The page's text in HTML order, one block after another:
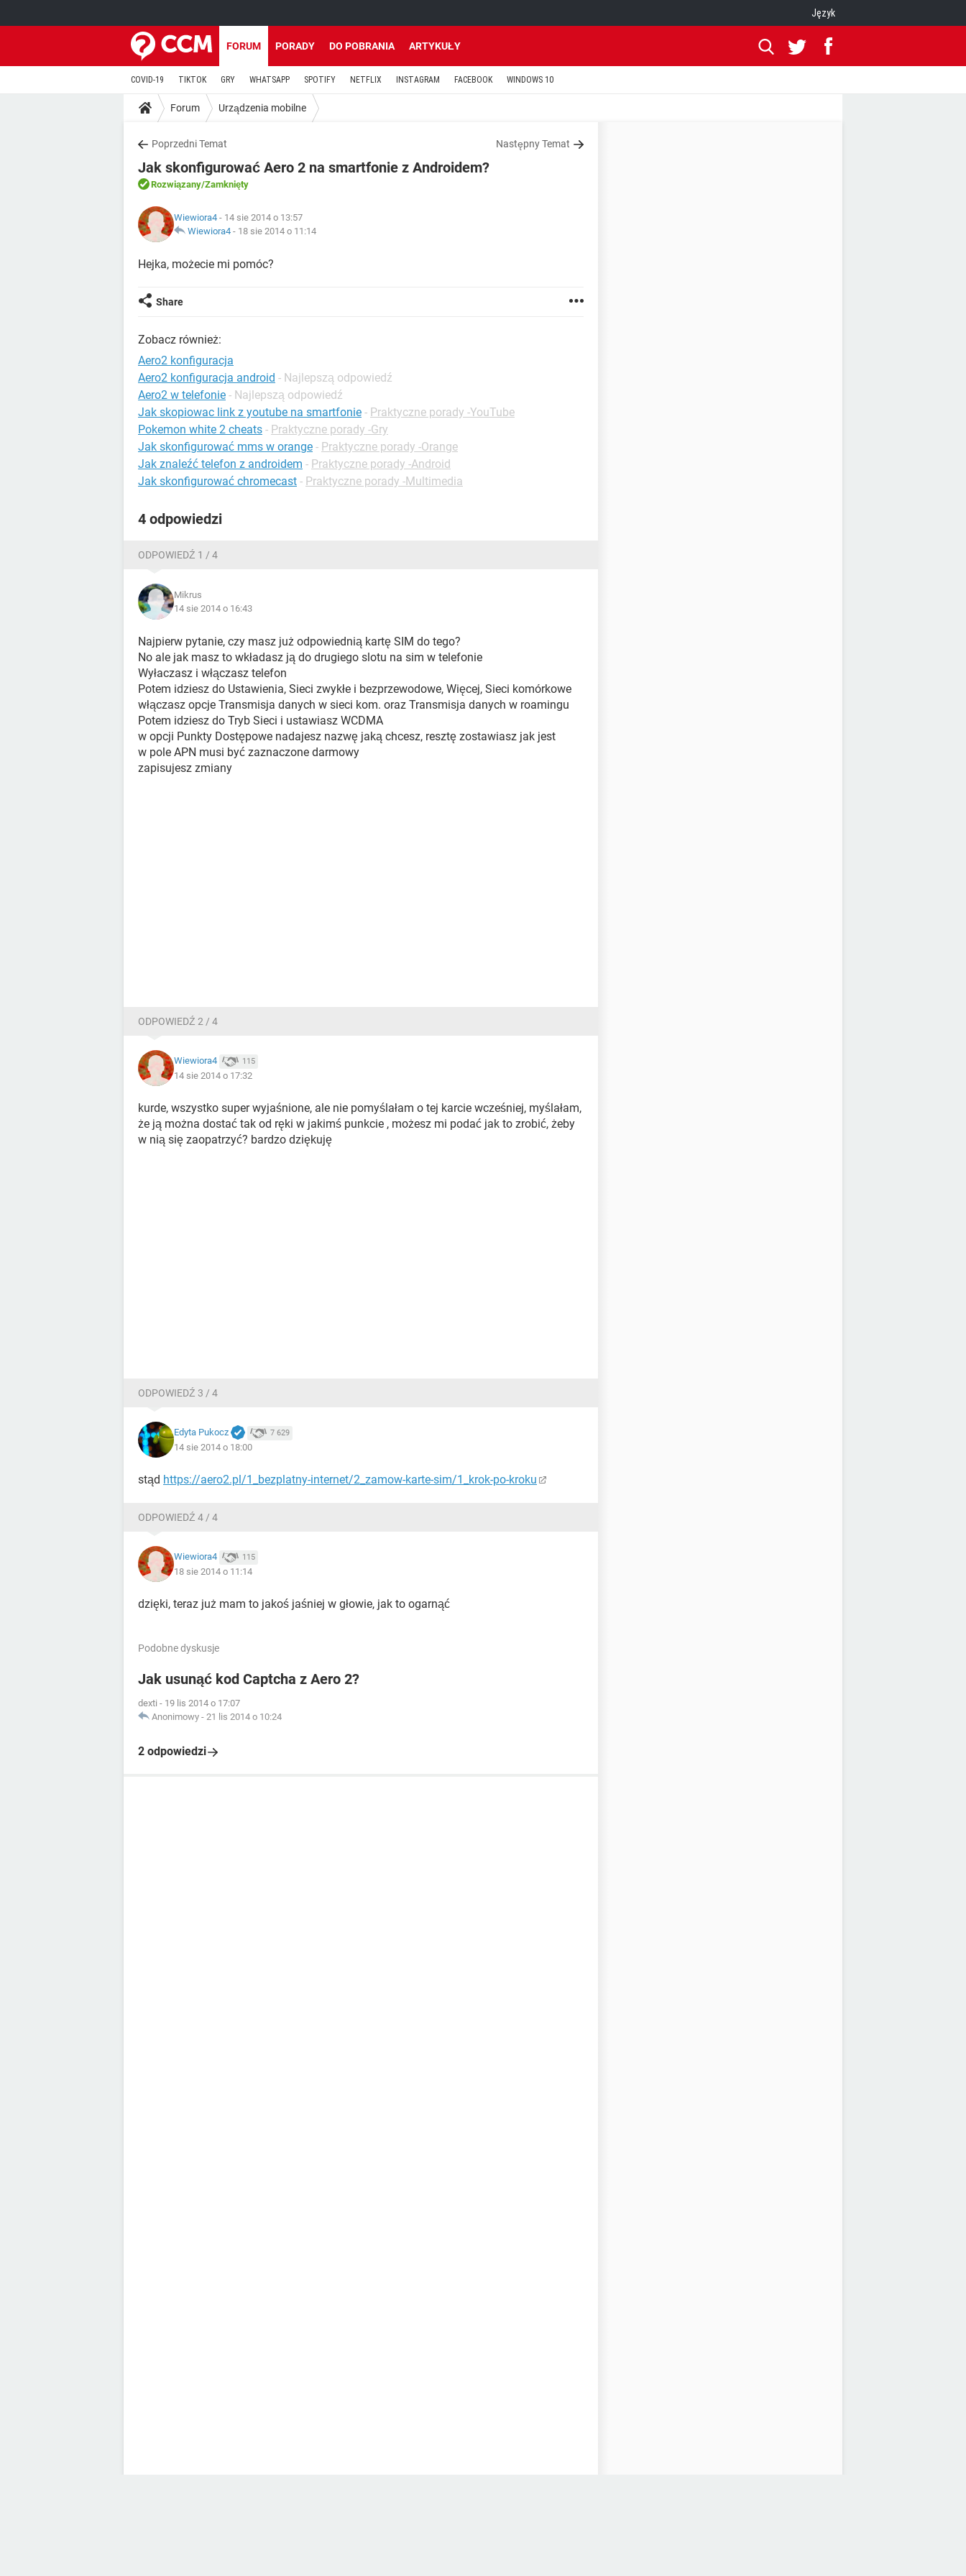
Język
FORUM PORADY DO POBRANIA ARTYKUŁY
COVID-19 TIKTOK GRY WHATSAPP SPOTIFY NETFLIX INSTAGRAM FACEBOOK WINDOWS 10
Forum Urządzenia mobilne
Poprzedni Temat Następny Temat
Jak skonfigurować Aero 2 na smartfonie z Androidem?
Rozwiązany/Zamknięty
Wiewiora4 - 14 sie 2014 o 13:57
Wiewiora4 - 18 sie 2014 o 11:14
Hejka, możecie mi pomóc?
Share
Zobacz również:
Aero2 konfiguracja
Aero2 konfiguracja android - Najlepszą odpowiedź
Aero2 w telefonie - Najlepszą odpowiedź
Jak skopiowac link z youtube na smartfonie - Praktyczne porady -YouTube
Pokemon white 2 cheats - Praktyczne porady -Gry
Jak skonfigurować mms w orange - Praktyczne porady -Orange
Jak znaleźć telefon z androidem - Praktyczne porady -Android
Jak skonfigurować chromecast - Praktyczne porady -Multimedia
4 odpowiedzi
ODPOWIEDŹ 1 / 4
Mikrus
14 sie 2014 o 16:43
Najpierw pytanie, czy masz już odpowiednią kartę SIM do tego?
No ale jak masz to wkładasz ją do drugiego slotu na sim w telefonie
Wyłaczasz i włączasz telefon
Potem idziesz do Ustawienia, Sieci zwykłe i bezprzewodowe, Więcej, Sieci komórkowe
włączasz opcje Transmisja danych w sieci kom. oraz Transmisja danych w roamingu
Potem idziesz do Tryb Sieci i ustawiasz WCDMA
w opcji Punkty Dostępowe nadajesz nazwę jaką chcesz, resztę zostawiasz jak jest
w pole APN musi być zaznaczone darmowy
zapisujesz zmiany
ODPOWIEDŹ 2 / 4
Wiewiora4 115
14 sie 2014 o 17:32
kurde, wszystko super wyjaśnione, ale nie pomyślałam o tej karcie wcześniej, myślałam,
że ją można dostać tak od ręki w jakimś punkcie , możesz mi podać jak to zrobić, żeby
w nią się zaopatrzyć? bardzo dziękuję
ODPOWIEDŹ 3 / 4
Edyta Pukocz 7 629
14 sie 2014 o 18:00
stąd https://aero2.pl/1_bezplatny-internet/2_zamow-karte-sim/1_krok-po-kroku
ODPOWIEDŹ 4 / 4
Wiewiora4 115
18 sie 2014 o 11:14
dzięki, teraz już mam to jakoś jaśniej w głowie, jak to ogarnąć
Podobne dyskusje
Jak usunąć kod Captcha z Aero 2?
dexti - 19 lis 2014 o 17:07
Anonimowy - 21 lis 2014 o 10:24
2 odpowiedzi